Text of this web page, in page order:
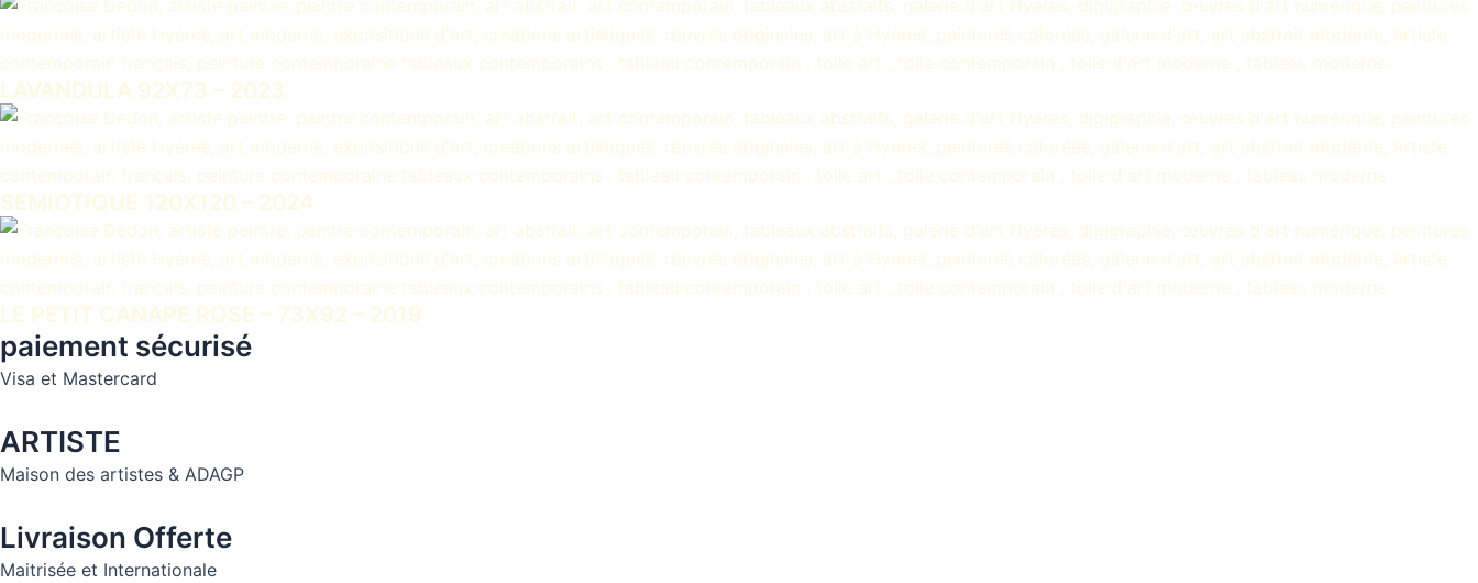
LAVANDULA 92X73 – 2023
SEMIOTIQUE 120X120 – 2024
LE PETIT CANAPE ROSE – 73X92 – 2019
paiement sécurisé
Visa et Mastercard
ARTISTE
Maison des artistes & ADAGP
Livraison Offerte
Maitrisée et Internationale